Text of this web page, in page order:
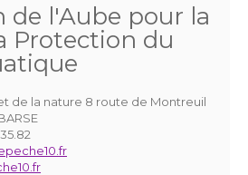
de l'Aube pour la
Protection du
de la nature 8 route de Montreuil